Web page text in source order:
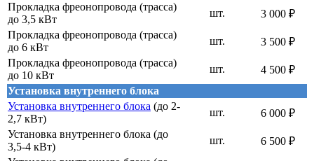
Прокладка фреонопровода (трасса)
до 3,5 кВт
шт.
3 000 ₽
Прокладка фреонопровода (трасса)
до 6 кВт
шт.
3 500 ₽
Прокладка фреонопровода (трасса)
до 10 кВт
шт.
4 500 ₽
Установка внутреннего блока
Установка внутреннего блока (до 2-
2,7 кВт)
шт.
6 000 ₽
Установка внутреннего блока (до
3,5-4 кВт)
шт.
6 500 ₽